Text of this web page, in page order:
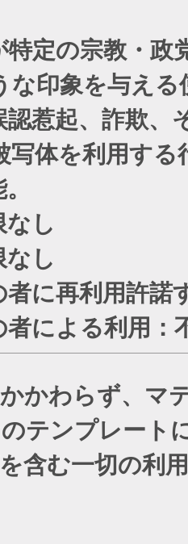
定の宗教・政
な印象を与える
惹起、詐欺、
写体を利用する
なし
なし
者に再利用許諾
者による利用：
かわらず、マ
テンプレート
含む一切の利